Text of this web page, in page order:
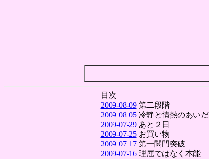
目次
2009-08-09第二段階
2009-08-05冷静と情熱のあいだ
2009-07-29あと２日
2009-07-25お買い物
2009-07-17第一関門突破
2009-07-16理屈ではなく本能